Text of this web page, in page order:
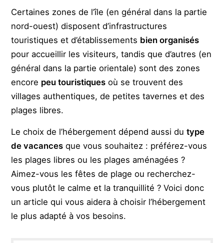
Certaines zones de l’île (en général dans la partie
nord-ouest) disposent d’infrastructures
touristiques et d’établissements bien organisés
pour accueillir les visiteurs, tandis que d’autres (en
général dans la partie orientale) sont des zones
encore peu touristiques où se trouvent des
villages authentiques, de petites tavernes et des
plages libres.
Le choix de l’hébergement dépend aussi dutype
de vacances que vous souhaitez : préférez-vous
les plages libres ou les plages aménagées ?
Aimez-vous les fêtes de plage ou recherchez-
vous plutôt le calme et la tranquillité ? Voici donc
un article qui vous aidera à choisir l’hébergement
le plus adapté à vos besoins.